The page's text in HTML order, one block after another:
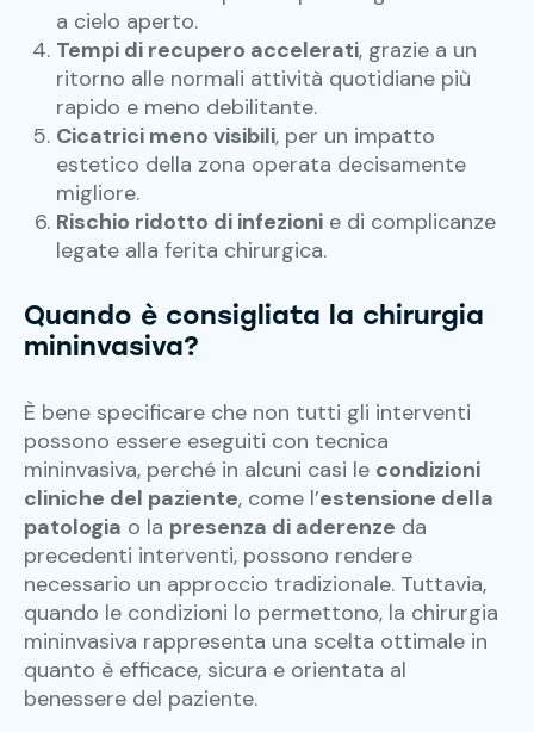
a cielo aperto.
Tempi di recupero accelerati, grazie a un
ritorno alle normali attività quotidiane più
rapido e meno debilitante.
Cicatrici meno visibili, per un impatto
estetico della zona operata decisamente
migliore.
Rischio ridotto di infezioni e di complicanze
legate alla ferita chirurgica.
Quando è consigliata la chirurgia
mininvasiva?
È bene specificare che non tutti gli interventi
possono essere eseguiti con tecnica
mininvasiva, perché in alcuni casi le condizioni
cliniche del paziente, come l’estensione della
patologia o la presenza di aderenze da
precedenti interventi, possono rendere
necessario un approccio tradizionale. Tuttavia,
quando le condizioni lo permettono, la chirurgia
mininvasiva rappresenta una scelta ottimale in
quanto è efficace, sicura e orientata al
benessere del paziente.